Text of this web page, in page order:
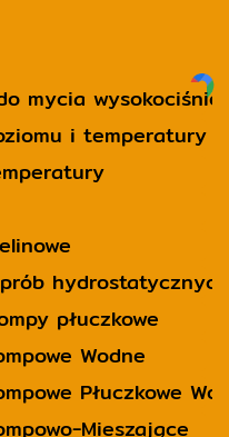
mycia
i temperatury
płuczkowe
Wodne
Płuczkowe
Mieszające